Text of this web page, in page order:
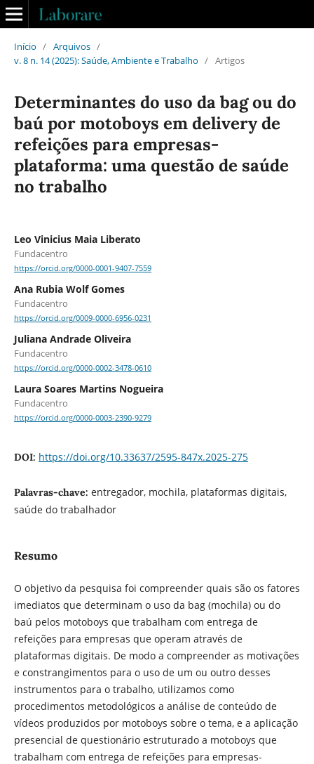
Início / Arquivos /
v. 8 n. 14 (2025): Saúde, Ambiente e Trabalho / Artigos
Determinantes do uso da bag ou do
baú por motoboys em delivery de
refeições para empresas-
plataforma: uma questão de saúde
no trabalho
Leo Vinicius Maia Liberato
Fundacentro
https://orcid.org/0000-0001-9407-7559
Ana Rubia Wolf Gomes
Fundacentro
https://orcid.org/0009-0000-6956-0231
Juliana Andrade Oliveira
Fundacentro
https://orcid.org/0000-0002-3478-0610
Laura Soares Martins Nogueira
Fundacentro
https://orcid.org/0000-0003-2390-9279
DOI: https://doi.org/10.33637/2595-847x.2025-275
Palavras-chave: entregador, mochila, plataformas digitais,
saúde do trabalhador
Resumo
O objetivo da pesquisa foi compreender quais são os fatores
imediatos que determinam o uso da bag (mochila) ou do
baú pelos motoboys que trabalham com entrega de
refeições para empresas que operam através de
plataformas digitais. De modo a compreender as motivações
e constrangimentos para o uso de um ou outro desses
instrumentos para o trabalho, utilizamos como
procedimentos metodológicos a análise de conteúdo de
vídeos produzidos por motoboys sobre o tema, e a aplicação
presencial de questionário estruturado a motoboys que
trabalham com entrega de refeições para empresas-